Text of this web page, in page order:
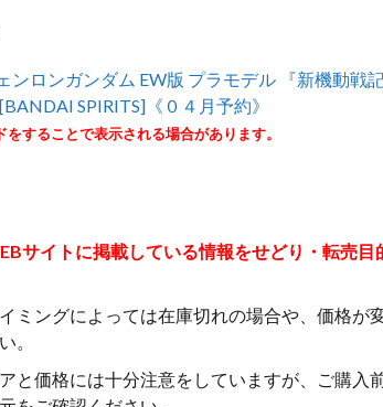
ンロンガンダム EW版 プラモデル 『新機動戦
SPIRITS]《０４月予約》
することで表示される場合があります。
サイトに掲載している情報をせどり・転売
ミングによっては在庫切れの場合や、価格が
。
と価格には十分注意をしていますが、ご購入